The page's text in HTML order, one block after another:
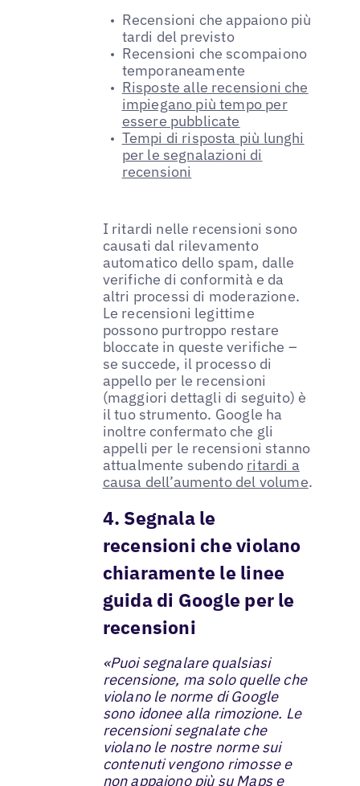
Recensioni che appaiono più
tardi del previsto
Recensioni che scompaiono
temporaneamente
Risposte alle recensioni che
impiegano più tempo per
essere pubblicate
Tempi di risposta più lunghi
per le segnalazioni di
recensioni
I ritardi nelle recensioni sono
causati dal rilevamento
automatico dello spam, dalle
verifiche di conformità e da
altri processi di moderazione.
Le recensioni legittime
possono purtroppo restare
bloccate in queste verifiche –
se succede, il processo di
appello per le recensioni
(maggiori dettagli di seguito) è
il tuo strumento. Google ha
inoltre confermato che gli
appelli per le recensioni stanno
attualmente subendo ritardi a
causa dell’aumento del volume.
4. Segnala le
recensioni che violano
chiaramente le linee
guida di Google per le
recensioni
«Puoi segnalare qualsiasi
recensione, ma solo quelle che
violano le norme di Google
sono idonee alla rimozione. Le
recensioni segnalate che
violano le nostre norme sui
contenuti vengono rimosse e
non appaiono più su Maps e